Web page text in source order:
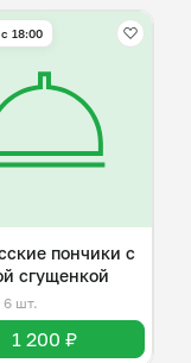
18:00
пончики с
сгущенкой
6 шт.
1 200 ₽